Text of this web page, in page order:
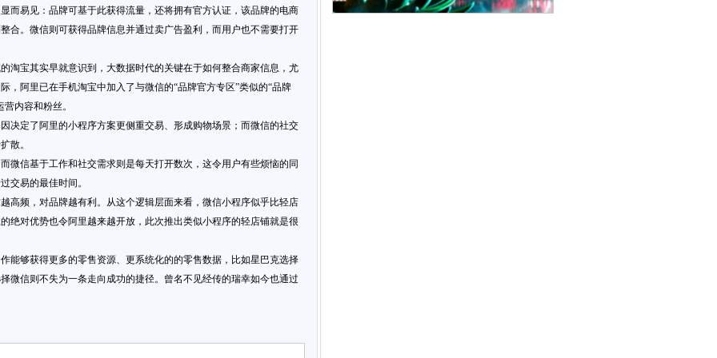
而易见：品牌可基于此获得流量，还将拥有官方认证，该品牌的电商
合。微信则可获得品牌信息并通过卖广告盈利，而用户也不需要打开
淘宝其实早就意识到，大数据时代的关键在于如何整合商家信息，尤
，阿里已在手机淘宝中加入了与微信的“品牌官方专区”类似的“品牌
内容和粉丝。
决定了阿里的小程序方案更侧重交易、形成购物场景；而微信的社交
散。
微信基于工作和社交需求则是每天打开数次，这令用户有些烦恼的同
交易的最佳时间。
高频，对品牌越有利。从这个逻辑层面来看，微信小程序似乎比轻店
绝对优势也令阿里越来越开放，此次推出类似小程序的轻店铺就是很
能够获得更多的零售资源、更系统化的的零售数据，比如星巴克选择
微信则不失为一条走向成功的捷径。曾名不见经传的瑞幸如今也通过